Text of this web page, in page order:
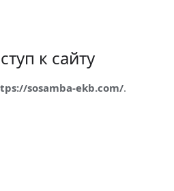
к сайту
sosamba-ekb.com/.